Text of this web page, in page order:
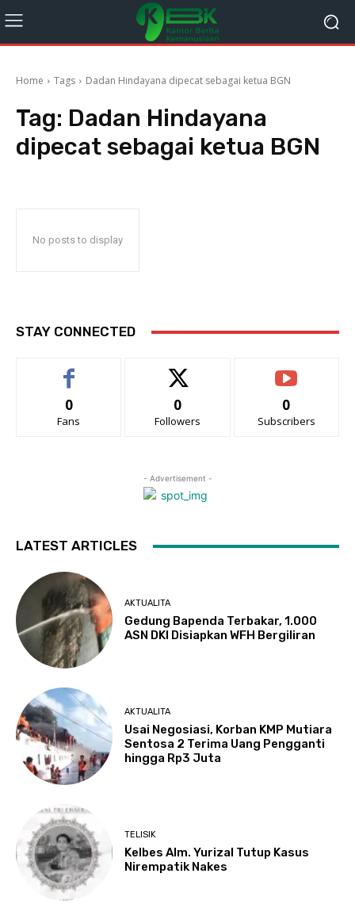
Home Tags Dadan Hindayana dipecat sebagai ketua BGN
Tag: Dadan Hindayana
dipecat sebagai ketua BGN
No posts to display
STAY CONNECTED
0
Fans
0
Followers
0
Subscribers
- Advertisement -
LATEST ARTICLES
AKTUALITA
Gedung Bapenda Terbakar, 1.000
ASN DKI Disiapkan WFH Bergiliran
AKTUALITA
Usai Negosiasi, Korban KMP Mutiara
Sentosa 2 Terima Uang Pengganti
hingga Rp3 Juta
TELISIK
Kelbes Alm. Yurizal Tutup Kasus
Nirempatik Nakes